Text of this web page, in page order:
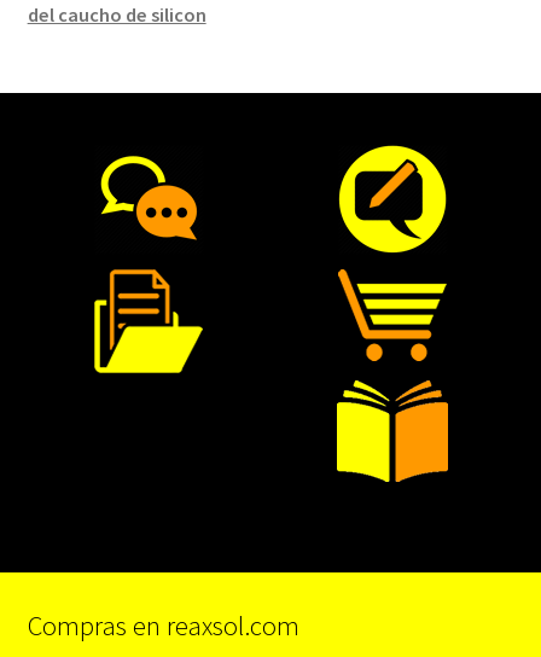
del caucho de silicon
Compras en reaxsol.com